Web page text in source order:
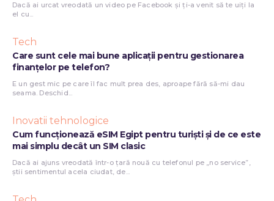
Dacă ai urcat vreodată un video pe Facebook și ți-a venit să te uiți la
el cu...
Tech
Care sunt cele mai bune aplicații pentru gestionarea
finanțelor pe telefon?
E un gest mic pe care îl fac mult prea des, aproape fără să-mi dau
seama. Deschid...
Inovatii tehnologice
Cum funcționează eSIM Egipt pentru turiști și de ce este
mai simplu decât un SIM clasic
Dacă ai ajuns vreodată într-o țară nouă cu telefonul pe „no service”,
știi sentimentul acela ciudat, de...